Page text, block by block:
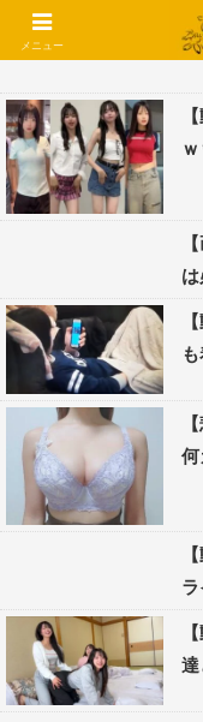
コメントで
メニュー